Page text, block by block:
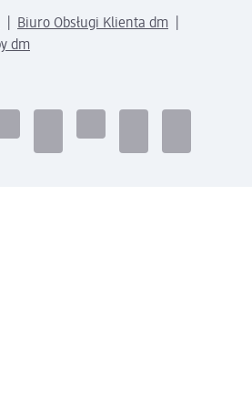
Biuro Obsługi Klienta dm
dm